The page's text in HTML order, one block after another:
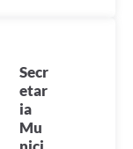
Secr
etar
ia
Mu